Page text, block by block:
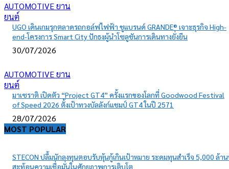
AUTOMOTIVE ยาน
ยนต์
UGO เดินเกมรุกตลาดรถกอล์ฟไฟฟ้า ชูแบรนด์ GRANDE® เจาะธุรกิจ High-
end-โครงการ Smart City ปักธงผู้นำโซลูชันการเดินทางยั่งยืน
30/07/2026
AUTOMOTIVE ยาน
ยนต์
มาเซราติ เปิดตัว “Project GT4” ครั้งแรกของโลกที่ Goodwood Festival
of Speed 2026 ตั้งเป้าทวงบัลลังก์แชมป์ GT4 ในปี 2571
28/07/2026
MOST POPULAR
STECON ปลื้มนักลงทุนตอบรับหุ้นกู้เกินเป้าหมาย ระดมทุนสำเร็จ 5,000 ล้า
สะท้อนความเชื่อมั่นในศักยภาพการเติบโต